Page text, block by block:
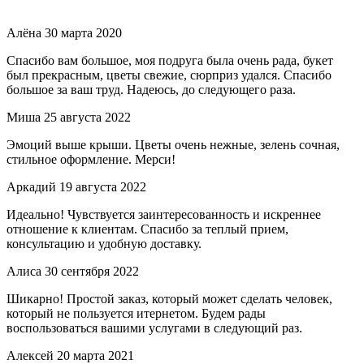
Алёна 30 марта 2020
Спасибо вам большое, моя подруга была очень рада, букет
был прекрасным, цветы свежие, сюрприз удался. Спасибо
большое за ваш труд. Надеюсь, до следующего раза.
Миша 25 августа 2022
Эмоций выше крыши. Цветы очень нежные, зелень сочная,
стильное оформление. Мерси!
Аркадий 19 августа 2022
Идеально! Чувствуется заинтересованность и искреннее
отношение к клиентам. Спасибо за теплый прием,
консультацию и удобную доставку.
Алиса 30 сентября 2022
Шикарно! Простой заказ, который может сделать человек,
который не пользуется итернетом. Будем рады
воспользоваться вашими услугами в следующий раз.
Алексей 20 марта 2021